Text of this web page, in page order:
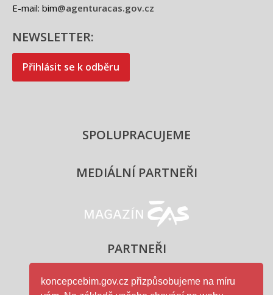
E-mail: bim@agenturacas.gov.cz
NEWSLETTER:
Přihlásit se k odběru
SPOLUPRACUJEME
MEDIÁLNÍ PARTNEŘI
Magazín ČAS - logo
PARTNEŘI
koncepcebim.gov.cz přizpůsobujeme na míru